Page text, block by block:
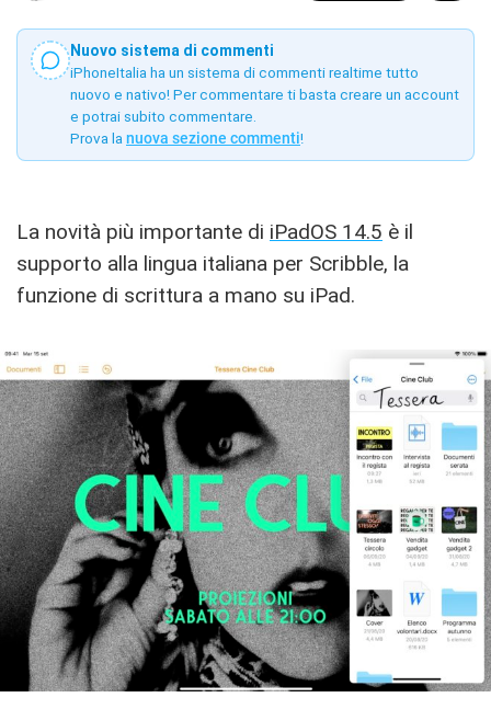
Nuovo sistema di commenti
iPhoneItalia ha un sistema di commenti realtime tutto
nuovo e nativo! Per commentare ti basta creare un account
e potrai subito commentare.
Prova la nuova sezione commenti!
La novità più importante di iPadOS 14.5 è il
supporto alla lingua italiana per Scribble, la
funzione di scrittura a mano su iPad.